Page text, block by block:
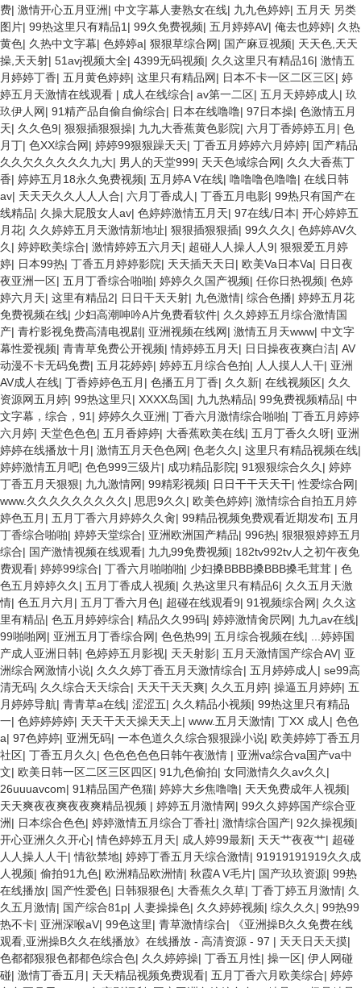
费| 激情开心五月亚洲| 中文字幕人妻熟女在线| 九九色婷婷| 五月天 另类
图片| 99热这里只有精品1 | 99久免费视频| 五月婷婷AV| 俺去也婷婷| 久热
黄色| 久热中文字幕| 色婷婷a| 狠狠草综合网| 国产麻豆视频| 天天色,天天
操,天天射| 51avj视频大全| 4399无码视频| 久久这里只有精品16| 激情五
月婷婷丁香| 五月黄色婷婷| 这里只有精品网| 日本不卡一区二区三区| 婷
婷五月天激情在线观看 | 成人在线综合| av第一二区| 五月天婷婷成人 | 玖
玖伊人网| 91精产品自偷自偷综合| 日本在线噜噜| 97日本操| 色激情五月
天| 久久色9| 狠狠插狠狠操| 九九大香蕉黄色影院| 六月丁香婷婷五月 | 色
月丁| 色XX综合网| 婷婷99狠狠躁天天| 丁香五月婷婷六月婷婷| 囯产精品
久久欠久久久久久九大| 男人的天堂999| 天天色域综合网| 久久大香蕉丁
香| 婷婷五月18永久免费视频| 五月婷A V在线| 噜噜噜色噜噜| 在线日韩
av| 天天天久久人人人合| 六月丁香成人 | 丁香五月电影| 99热只有国产在
线精品| 久操大屁股女人av| 色婷婷激情五月天| 97在线/日本| 开心婷婷五
月花| 久久婷婷五月天激情新地址| 狠狠插狠狠插| 99久久久 | 色婷婷AV久
久 | 婷婷欧美综合| 激情婷婷五六月天| 超碰人人操人人9| 狠狠爱五月婷
婷| 日本99热| 丁香五月婷婷影院| 天天插天天日| 欧美Va日本Va| 日日夜
夜亚洲一区| 五月丁香综合啪啪| 婷婷久久国产视频| 任你日热视频| 色婷
婷六月天| 这里有精品2| 日日干天天射| 九色激情| 综合色播| 婷婷五月花
免费视频在线| 少妇高潮呻吟A片免费看软件| 久久婷婷五月综合激情国
产| 青柠影视免费高清电视剧| 亚洲视频在线网| 激情五月天www| 中文字
幕性爱视频| 青青草免费公开视频|情婷婷五月天| 日日操夜夜爽白洁| AV
动漫不卡无码免费| 五月花婷婷| 婷婷五月综合色拍| 人人摸人人干| 亚洲
AV成人在线| 丁香婷婷色五月 | 色播五月丁香| 久久新| 在线视频区| 久久
资源网五月婷| 99热这里只 | XXXX岛国| 九九热精品| 99免费视频精品| 中
文字幕，综合，91 | 婷婷久久亚洲| 丁香六月激情综合啪啪| 丁香五月婷婷
六月婷| 天堂色色色| 五月香婷婷| 大香蕉欧美在线| 五月丁香久久呀| 亚洲
婷婷在线播放十月 | 激情五月天色色网| 色老久久 | 这里只有精品视频在线|
婷婷激情五月吧| 色色999三级片| 成功精品影院| 91狠狠综合久久 | 婷婷
丁香五月天狠狠| 九九激情网| 99精彩视频| 日日干干天天干|性爱综合网|
www.久久久久久久久久久 | 思思9久久 | 欧美色婷婷| 激情综合自拍五月婷
婷色五月 | 五月丁香六月婷婷久久肏| 99精品视频免费观看近期发布| 五月
丁香综合啪啪| 婷婷天堂综合| 亚洲欧洲国产精品| 996热| 狠狠狠婷婷五月
综合| 国产激情视频在线观看| 九九99免费视频| 182tv992tv人之初午夜免
费观看| 婷婷99综合| 丁香六月啪啪啪| 少妇搡BBBB搡BBB搡毛茸茸 | 色
色五月婷婷久久 | 五月丁香成人视频| 久热这里只有精品6| 久久五月天激
情| 色五月六月 | 五月丁香六月色| 超碰在线观看9| 91视频综合网| 久久这
里有精品| 色五月婷婷综合| 精品久久99码| 婷婷激情肏屄网| 九九av在线|
99啪啪网| 亚洲五月丁香综合网| 色色热99| 五月综合视频在线|
...婷婷国
产成人亚洲日韩| 色婷婷五月影视| 天天射影| 五月天激情国产综合AV| 亚
洲综合网激情小说| 久久久婷丁香五月天激情综合| 五月婷婷成人 | se99高
清无码| 久久综合天天综合| 天天干天天爽| 久久五月婷| 操逼五月婷婷| 五
月婷婷导航| 青青草a在线| 涩涩五| 久久精品小视频| 99热这里只有精品
一| 色婷婷婷婷| 天天干天天操天天上| www.五月天激情| 丁XX 成人 | 色色
a| 97色婷婷| 亚洲旡码| 一本色道久久综合狠狠躁小说| 欧美婷婷丁香五月
社区| 丁香五月久久 | 色色色色色日韩午夜激情 | 亚洲va综合va国产va中
文| 欧美日韩一区二区三区四区| 91九色偷拍| 女同激情久久av久久 |
26uuuavcom| 91精品国产色猫| 婷婷大乡焦噜噜| 天天免费成年人视频|
天天爽夜夜爽夜夜爽精品视频 | 婷婷五月激情网| 99久久婷婷国产综合亚
洲| 日本综合色色| 婷婷激情五月综合丁香社| 激情综合国产| 92久操视频|
开心亚洲久久开心|情色婷婷五月天| 成人婷99最新| 天天艹夜夜艹| 超碰
人人操人人干|情欲禁地| 婷婷丁香五月天综合激情| 91919191919久久成
人视频| 偷拍91九色| 欧洲精品欧洲情| 秋霞A V毛片| 国产玖玖资源| 99热
在线播放| 国产性爱色| 日韩狠狠色| 大香蕉久久草| 丁香丁婷五月激情| 久
久五月激情| 国产综合81p| 人妻操操色| 久久婷婷视频| 综久久久 | 99热99
热不卡| 亚洲深喉aV| 99色这里| 青草激情综合|
《亚洲操B久久免费在线
观看,亚洲操B久久在线播放》在线播放 - 高清资源 - 97 | 天天日天天摸|
色都都狠狠色都都色综合色| 久久婷婷操| 丁香五月性| 操一区| 伊人网碰
碰| 激情丁香五月 | 天天精品视频免费观看| 五月丁香六月欧美综合| 婷婷